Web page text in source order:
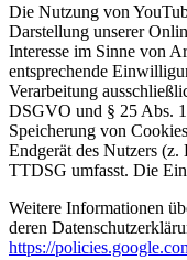
Die Nutzung von
Darstellung unserer
Interesse im Sinne von
entsprechende
Verarbeitung
DSGVO und § 25 Abs.
Speicherung von
Endgerät des Nutzers
TTDSG umfasst. Die
Weitere Informationen
deren
https://